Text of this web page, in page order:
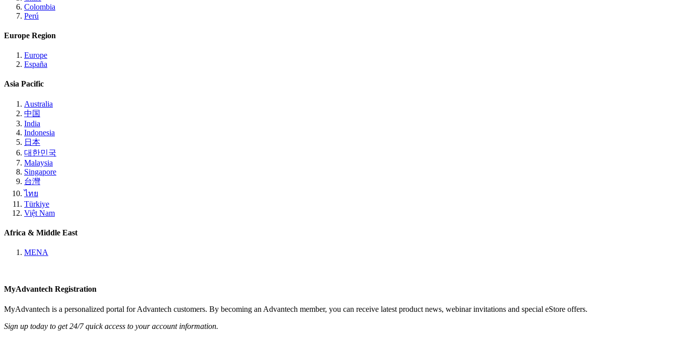
Colombia
Perú
Europe Region
Europe
España
Asia Pacific
Australia
中国
India
Indonesia
日本
대한민국
Malaysia
Singapore
台灣
ไทย
Türkiye
Việt Nam
Africa & Middle East
MENA
MyAdvantech Registration
MyAdvantech is a personalized portal for Advantech customers. By becoming an Advantech member, you can receive latest product news, webinar invitations and special eStore offers.
Sign up today to get 24/7 quick access to your account information.